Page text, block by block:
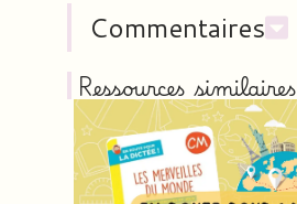
Commentaires
Ressources similaires